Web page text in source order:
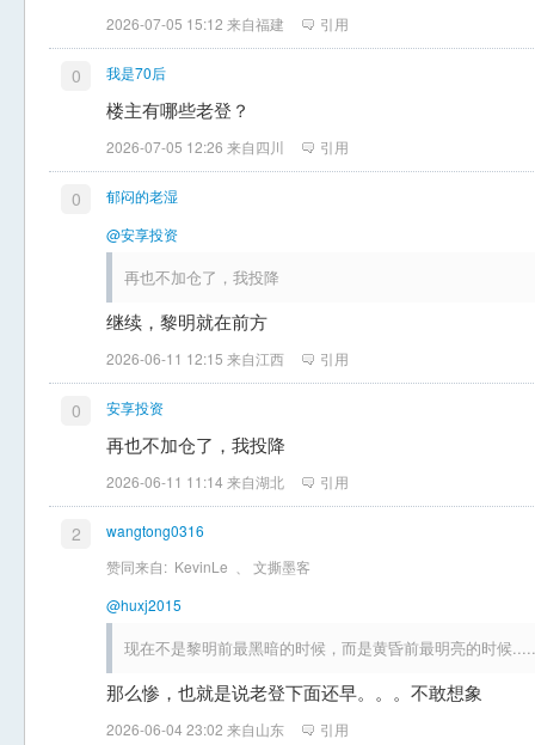
2026-07-05 15:12 来自福建 引用
0 我是70后
楼主有哪些老登？
2026-07-05 12:26 来自四川 引用
0
郁闷的老湿
@安享投资
再也不加仓了，我投降
继续，黎明就在前方
2026-06-11 12:15 来自江西 引用
0 安享投资
再也不加仓了，我投降
2026-06-11 11:14 来自湖北 引用
2
wangtong0316
赞同来自: KevinLe
文撕墨客
@huxj2015
现在不是黎明前最黑暗的时候，而是黄昏前最明亮的时候
那么惨，也就是说老登下面还早。。。不敢想象
2026-06-04 23:02 来自山东 引用